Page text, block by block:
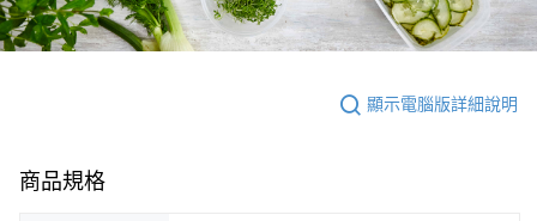
顯示電腦版詳細說明
商品規格